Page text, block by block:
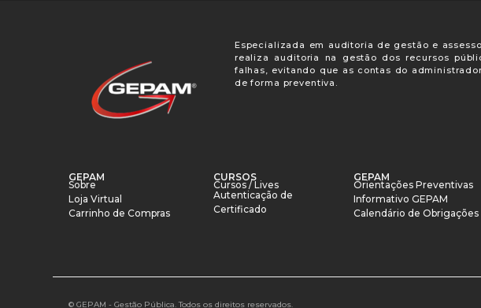
Especializada em auditoria de gestão e
realiza auditoria na gestão dos recursos
falhas, evitando que as contas do
de forma preventiva.
GEPAM
Sobre
Loja Virtual
Carrinho de Compras
CURSOS
Cursos / Lives
Autenticação de
Certificado
GEPAM
Orientações Preventivas
Informativo GEPAM
Calendário de Obrigações
© GEPAM - Gestão Pública. Todos os direitos reservados.